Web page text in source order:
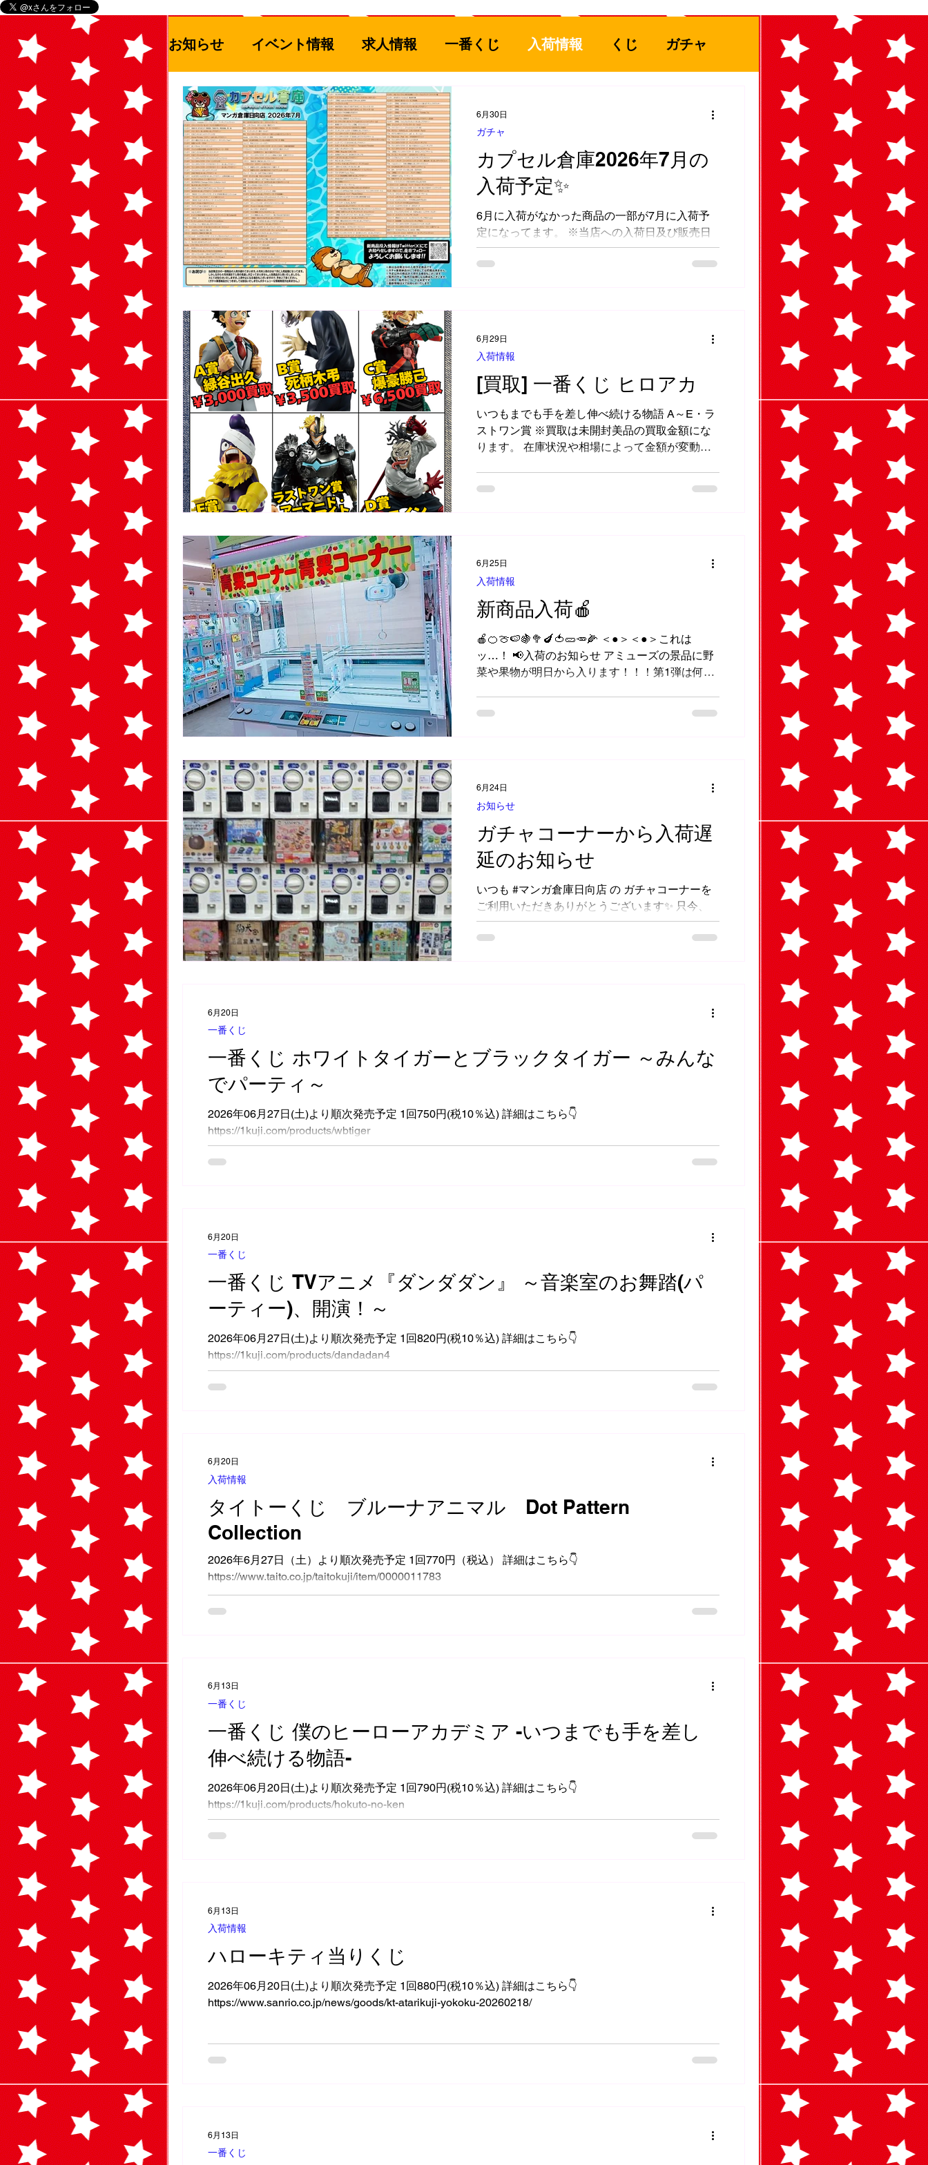
お知らせ イベント情報 求人情報 一番くじ 入荷情報 くじ ガチャ
お知らせ セール 古着 釣具
ゲームハード おもちゃ コミック カード スポーツ
アウドドア用品 家電 楽器 CD/DVD/Blu-ray 服飾品 ぬりえ
青空市 絵本 雑貨、食器 募集 工具 アミューズ
カプセル倉庫2026年7月の
入荷予定✨
6月に入荷がなかった商品の一部が7月に入荷予
定になってます。 ※当店への入荷日及び販売日
は不明ですので、お電話でのお問い合わせ頂いて
もお答え出来ません(m´・ω・｀)m ※また販売延
ガチャ
6月30日
[買取] 一番くじ ヒロアカ
いつもまでも手を差し伸べ続ける物語 A～E・ラ
ストワン賞 ※買取は未開封美品の買取金額にな
ります。 在庫状況や相場によって金額が変動・
入荷情報
6月29日
新商品入荷🍎
🍎🍊🍈🍉🍇🥦🍆🍅🥒🥕🌽 ＜●＞＜●＞これは
ッ…！ 📢入荷のお知らせ アミューズの景品に野
菜や果物が明日から入ります！！！第1弾は何か
入荷情報
6月25日
ガチャコーナーから入荷遅
延のお知らせ
いつも #マンガ倉庫日向店 の ガチャコーナーを
ご利用いただきありがとうございます✨ 只今、
諸事情により商品の入荷が遅れております。 お
待ちになってるお客様には大変ご迷惑をおかけし
お知らせ
6月24日
一番くじ ホワイトタイガーとブラックタイガー ～みんな
でパーティ～
2026年06月27日(土)より順次発売予定 1回750円(税10％込) 詳細はこちら👇️
https://1kuji.com/products/wbtiger
一番くじ
6月20日
一番くじ TVアニメ『ダンダダン』 ～音楽室のお舞踏(パ
ーティー)、開演！～
2026年06月27日(土)より順次発売予定 1回820円(税10％込) 詳細はこちら👇️
https://1kuji.com/products/dandadan4
一番くじ
6月20日
タイトーくじ ブルーナアニマル Dot Pattern
Collection
2026年6月27日（土）より順次発売予定 1回770円（税込） 詳細はこちら👇️
https://www.taito.co.jp/taitokuji/item/0000011783
入荷情報
6月20日
一番くじ 僕のヒーローアカデミア -いつまでも手を差し
伸べ続ける物語-
2026年06月20日(土)より順次発売予定 1回790円(税10％込) 詳細はこちら👇️
https://1kuji.com/products/hokuto-no-ken
一番くじ
6月13日
ハローキティ当りくじ
2026年06月20日(土)より順次発売予定 1回880円(税10％込) 詳細はこちら👇️
https://www.sanrio.co.jp/news/goods/kt-atarikuji-yokoku-20260218/
入荷情報
6月13日
一番くじ
6月13日